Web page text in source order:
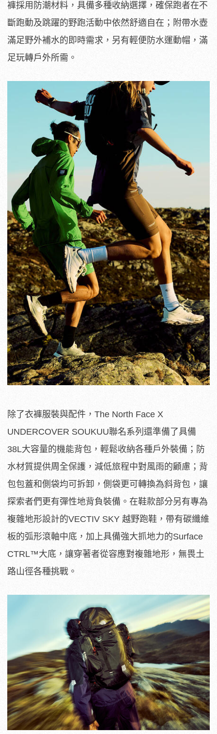
褲採用防潮材料，具備多種收納選擇，確保跑者在不
斷跑動及跳躍的野跑活動中依然舒適自在；附帶水壺
滿足野外補水的即時需求，另有輕便防水運動帽，滿
足玩轉戶外所需。
除了衣褲服裝與配件，The North Face X
UNDERCOVER SOUKUU聯名系列還準備了具備
38L大容量的機能背包，輕鬆收納各種戶外裝備；防
水材質提供周全保護，減低旅程中對風雨的顧慮；背
包包蓋和側袋均可拆卸，側袋更可轉換為斜背包，讓
探索者們更有彈性地背負裝備。在鞋款部分另有專為
複雜地形設計的VECTIV SKY 越野跑鞋，帶有碳纖維
板的弧形滾軸中底，加上具備強大抓地力的Surface
CTRL™大底，讓穿著者從容應對複雜地形，無畏土
路山徑各種挑戰。